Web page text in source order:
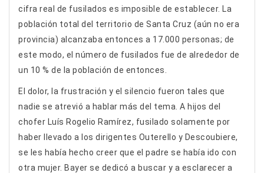
cifra real de fusilados es imposible de establecer. La
población total del territorio de Santa Cruz (aún no era
provincia) alcanzaba entonces a 17.000 personas; de
este modo, el número de fusilados fue de alrededor de
un 10 % de la población de entonces.
El dolor, la frustración y el silencio fueron tales que
nadie se atrevió a hablar más del tema. A hijos del
chofer Luís Rogelio Ramírez, fusilado solamente por
haber llevado a los dirigentes Outerello y Descoubiere,
se les había hecho creer que el padre se había ido con
otra mujer. Bayer se dedicó a buscar y a esclarecer a